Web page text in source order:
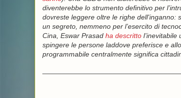
diventerebbe lo strumento definitivo per
dovreste leggere oltre le righe dell'inganno:
un segreto, nemmeno per l’esercito di
Cina, Eswar Prasad ha descrittol’inevitabile
spingere le persone laddove preferisce e
programmabile centralmente significa